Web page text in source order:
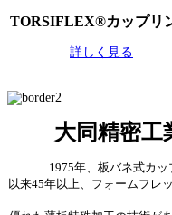
TORSIFLEX®カップリ
詳しく見る
大同精密工
1975年、板バネ式カッ
以来45年以上、フォームフレ